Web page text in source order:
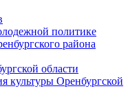
политике
района
области
культуры Оренбургской